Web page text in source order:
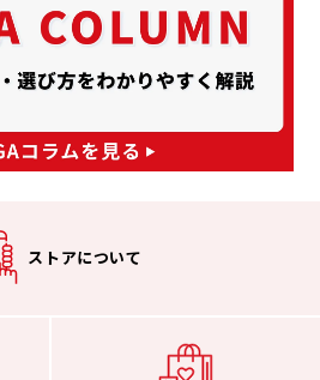
ストアについて